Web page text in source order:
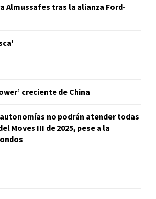
Almussafes tras la alianza Ford-
creciente de China
no podrán atender todas
Moves III de 2025, pese a la